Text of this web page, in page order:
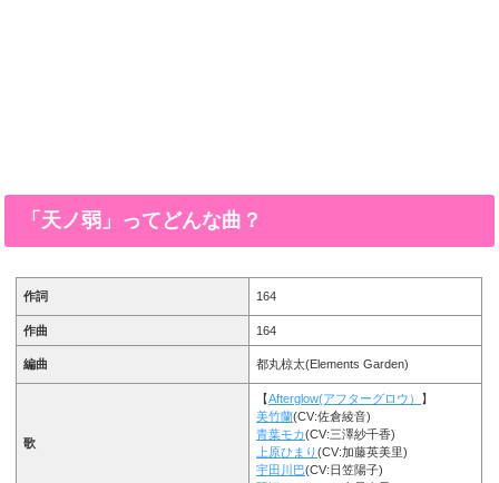
「天ノ弱」ってどんな曲？
作詞 164
作曲 164
編曲 都丸椋太(Elements Garden)
歌
【Afterglow(アフターグロウ） 】
美竹蘭(CV:佐倉綾音)
青葉モカ(CV:三澤紗千香)
上原ひまり(CV:加藤英美里)
宇田川巴(CV:日笠陽子)